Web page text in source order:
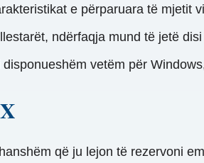
e përparuara të mjetit
ndërfaqja mund të jetë
disponueshëm vetëm për
që ju lejon të rezervoni